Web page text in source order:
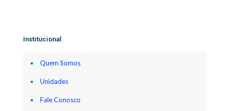
Institucional
Quem Somos
Unidades
Fale Conosco